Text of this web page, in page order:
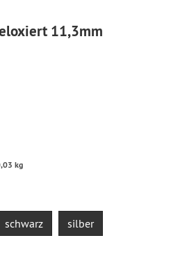
11,3mm
kg
schwarz silber